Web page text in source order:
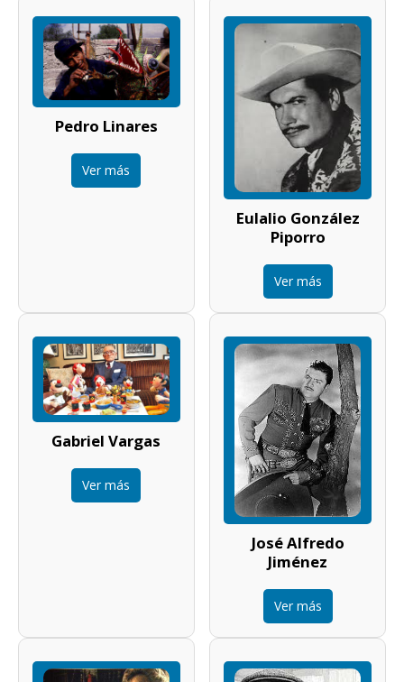
Pedro Linares
Ver más
Eulalio González
Piporro
Ver más
Gabriel Vargas
Ver más
José Alfredo
Jiménez
Ver más